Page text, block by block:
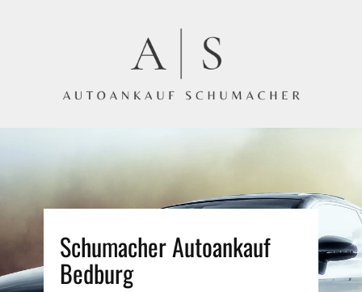
Schumacher Autoankauf
Bedburg